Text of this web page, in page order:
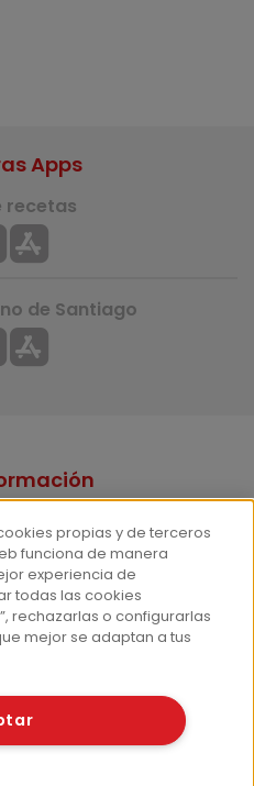
Consumer
Apps
recetas
de Santiago
EROSKI
cookies
propias y de terceros
funciona de manera
experiencia de
todas las cookies
rechazarlas o configurarlas
mejor se adaptan a tus